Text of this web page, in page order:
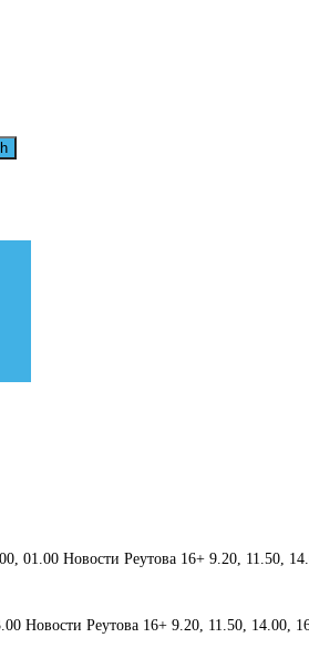
01.00 Новости Реутова 16+ 9.20, 11.50,
Новости Реутова 16+ 9.20, 11.50, 14.00,